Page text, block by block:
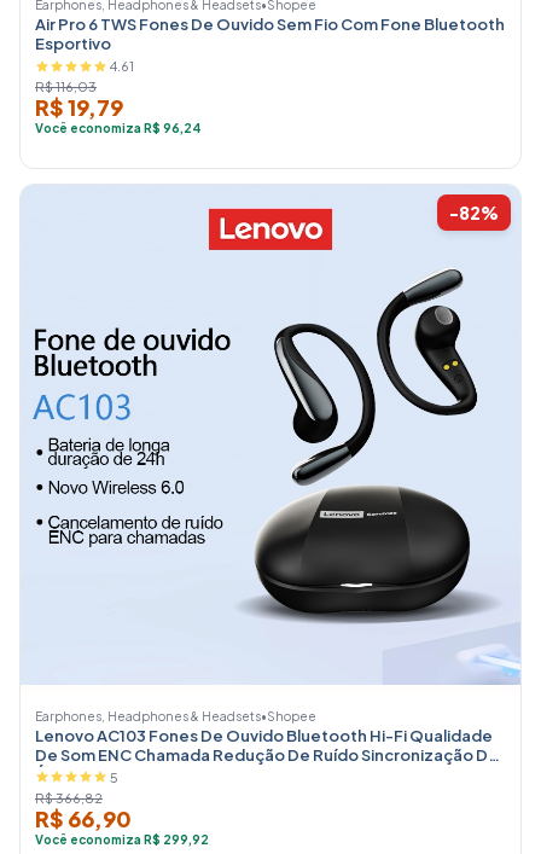
Earphones, Headphones & Headsets•Shopee
Air Pro 6 TWS Fones De Ouvido Sem Fio Com Fone Bluetooth
Esportivo
4.61
R$ 116,03
R$ 19,79
Você economiza R$ 96,24
-82%
Earphones, Headphones & Headsets•Shopee
Lenovo AC103 Fones De Ouvido Bluetooth Hi-Fi Qualidade
De Som ENC Chamada Redução De Ruído Sincronização De
Áudio E Víde
5
R$ 366,82
R$ 66,90
Você economiza R$ 299,92